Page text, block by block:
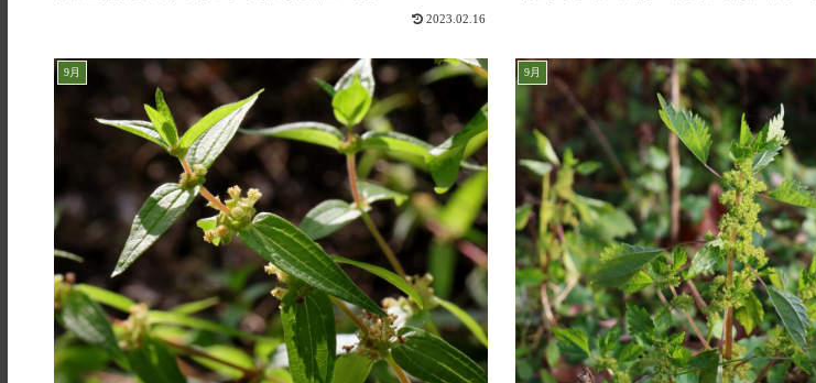
2023.02.16
9月 9月